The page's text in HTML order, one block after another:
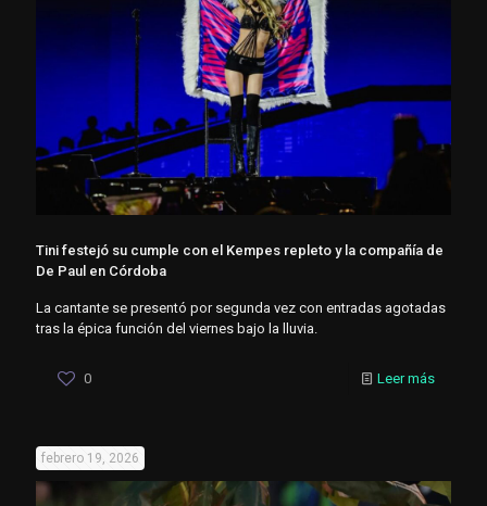
Tini festejó su cumple con el Kempes repleto y la compañía de
De Paul en Córdoba
La cantante se presentó por segunda vez con entradas agotadas
tras la épica función del viernes bajo la lluvia.
0 Leer más
febrero 19, 2026